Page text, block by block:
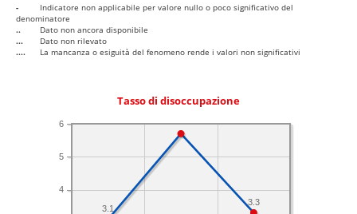
-
Indicatore non applicabile per valore nullo o poco significativo del
denominatore
..
Dato non ancora disponibile
...
Dato non rilevato
....
La mancanza o esiguità del fenomeno rende i valori non significativi
Tasso di disoccupazione
4
5
6
3.3
3.1